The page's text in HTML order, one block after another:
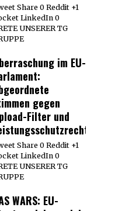
Share 0 Reddit +1
LinkedIn 0
UNSERER TG
im EU-
gegen
Filter und
Share 0 Reddit +1
LinkedIn 0
UNSERER TG
WARS: EU-